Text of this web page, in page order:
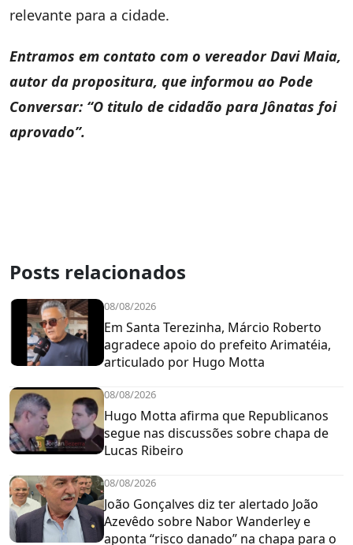
relevante para a cidade.
Entramos em contato com o vereador Davi Maia,
autor da propositura, que informou ao Pode
Conversar: “O titulo de cidadão para Jônatas foi
aprovado”.
Posts relacionados
08/08/2026
Em Santa Terezinha, Márcio Roberto
agradece apoio do prefeito Arimatéia,
articulado por Hugo Motta
08/08/2026
Hugo Motta afirma que Republicanos
segue nas discussões sobre chapa de
Lucas Ribeiro
08/08/2026
João Gonçalves diz ter alertado João
Azevêdo sobre Nabor Wanderley e
aponta “risco danado” na chapa para o